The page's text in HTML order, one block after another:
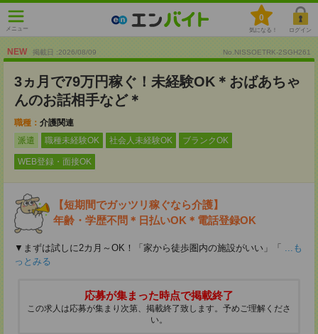
メニュー
0
気になる！ ログイン
NEW 掲載日 :2026/08/09 No.NISSOETRK-2SGH261
3ヵ月で79万円稼ぐ！未経験OK＊おばあちゃ
んのお話相手など＊
職種： 介護関連
派遣
職種未経験OK 社会人未経験OK ブランクOK
WEB登録・面接OK
【短期間でガッツリ稼ぐなら介護】
年齢・学歴不問＊日払いOK＊電話登録OK
▼まずは試しに2カ月～OK！「家から徒歩圏内の施設がいい」「 ...も
っとみる
応募が集まった時点で掲載終了
この求人は応募が集まり次第、掲載終了致します。予めご理解くださ
い。